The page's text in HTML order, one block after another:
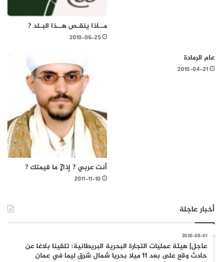
مــاذا ينقـص هــذا البـلد ?
2010-06-25
عام الرمادة
2010-04-21
أنت عربي ? إذا?ٍ ما قيمتك ?
2011-11-10
أخبار عاجلة
2026-08-01
عاجل| هيئة عمليات التجارة البحرية البريطانية: تلقينا بلاغا عن
حادث وقع على بعد 11 ميلا بحريا شمال شرق ليما في عمان